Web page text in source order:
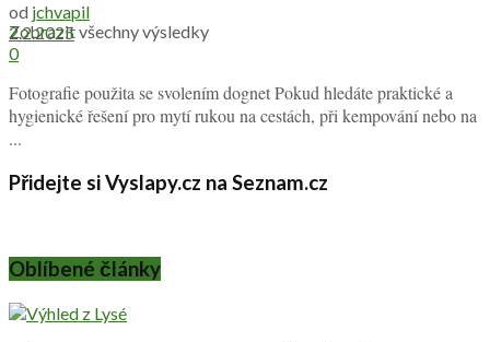
Zobrazit všechny výsledky
od jchvapil
2.2.2025
0
Fotografie použita se svolením dognet Pokud hledáte praktické a
hygienické řešení pro mytí rukou na cestách, při kempování nebo na
...
Přidejte si Vyslapy.cz na Seznam.cz
Oblíbené články